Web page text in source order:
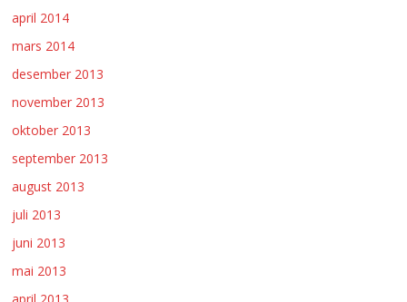
april 2014
mars 2014
desember 2013
november 2013
oktober 2013
september 2013
august 2013
juli 2013
juni 2013
mai 2013